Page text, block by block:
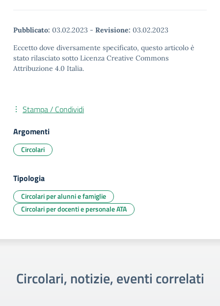
Pubblicato: 03.02.2023 - Revisione: 03.02.2023
Eccetto dove diversamente specificato, questo articolo è
stato rilasciato sotto Licenza Creative Commons
Attribuzione 4.0 Italia.
Stampa / Condividi
Argomenti
Circolari
Tipologia
Circolari per alunni e famiglie
Circolari per docenti e personale ATA
Circolari, notizie, eventi correlati